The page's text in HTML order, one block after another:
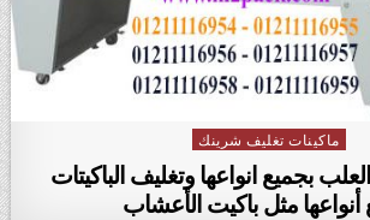
Posted in
ماكينات تغليف شرينك
بجميع انواعها وتغليف الباكيتات
أنواعها مثل باكيت الأعشاب